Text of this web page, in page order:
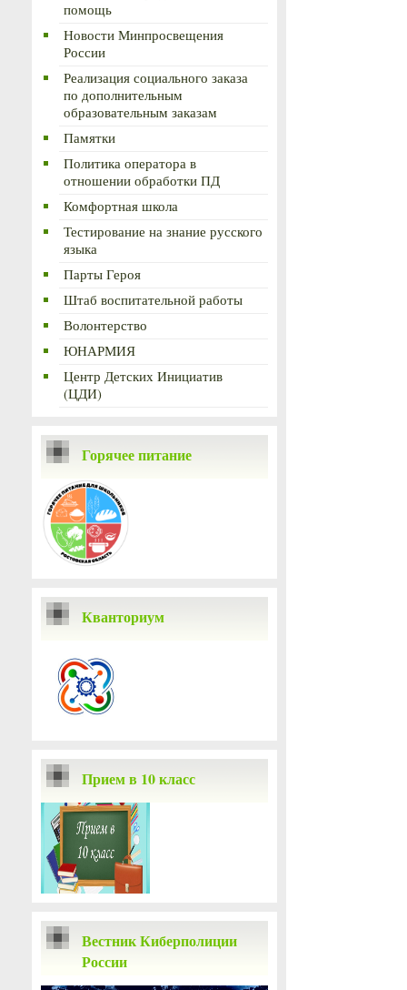
помощь
Новости Минпросвещения
России
Реализация социального заказа
по дополнительным
образовательным заказам
Памятки
Политика оператора в
отношении обработки ПД
Комфортная школа
Тестирование на знание русского
языка
Парты Героя
Штаб воспитательной работы
Волонтерство
ЮНАРМИЯ
Центр Детских Инициатив
(ЦДИ)
Горячее питание
Кванториум
Прием в 10 класс
Вестник Киберполиции
России